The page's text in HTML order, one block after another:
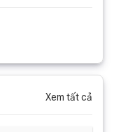
Xem tất cả